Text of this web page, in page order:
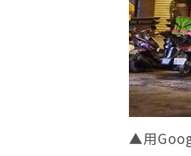
▲用